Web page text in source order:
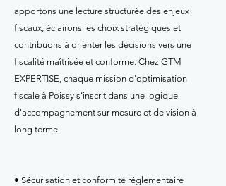
apportons une lecture structurée des enjeux
fiscaux, éclairons les choix stratégiques et
contribuons à orienter les décisions vers une
fiscalité maîtrisée et conforme. Chez GTM
EXPERTISE, chaque mission d'optimisation
fiscale à Poissy s'inscrit dans une logique
d'accompagnement sur mesure et de vision à
long terme.
• Sécurisation et conformité réglementaire